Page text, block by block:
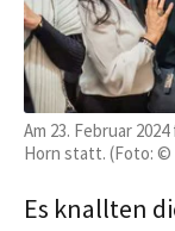
Am 23. Februar
Horn statt. (Foto: ©
Es knallten